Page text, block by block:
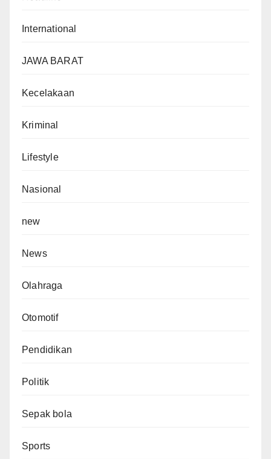
International
JAWA BARAT
Kecelakaan
Kriminal
Lifestyle
Nasional
new
News
Olahraga
Otomotif
Pendidikan
Politik
Sepak bola
Sports